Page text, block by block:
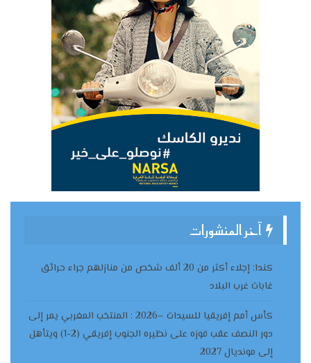
آخر المنشورات
كندا: إجلاء أكثر من 20 ألف شخص من منازلهم جراء حرائق
غابات غرب البلاد
كأس أمم إفريقيا للسيدات –2026 : المنتخب المغربي يمر إلى
دور النصف عقب فوزه على نظيره الجنوب إفريقي (2-1) ويتأهل
إلى مونديال 2027